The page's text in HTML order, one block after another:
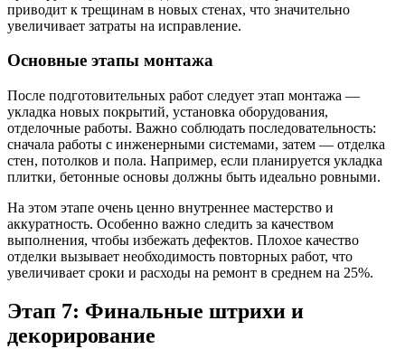
приводит к трещинам в новых стенах, что значительно
увеличивает затраты на исправление.
Основные этапы монтажа
После подготовительных работ следует этап монтажа —
укладка новых покрытий, установка оборудования,
отделочные работы. Важно соблюдать последовательность:
сначала работы с инженерными системами, затем — отделка
стен, потолков и пола. Например, если планируется укладка
плитки, бетонные основы должны быть идеально ровными.
На этом этапе очень ценно внутреннее мастерство и
аккуратность. Особенно важно следить за качеством
выполнения, чтобы избежать дефектов. Плохое качество
отделки вызывает необходимость повторных работ, что
увеличивает сроки и расходы на ремонт в среднем на 25%.
Этап 7: Финальные штрихи и
декорирование